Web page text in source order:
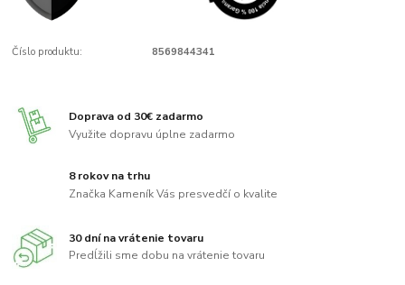
Číslo produktu: 8569844341
Doprava od 30€ zadarmo
Využite dopravu úplne zadarmo
8 rokov na trhu
Značka Kameník Vás presvedčí o kvalite
30 dní na vrátenie tovaru
Predĺžili sme dobu na vrátenie tovaru